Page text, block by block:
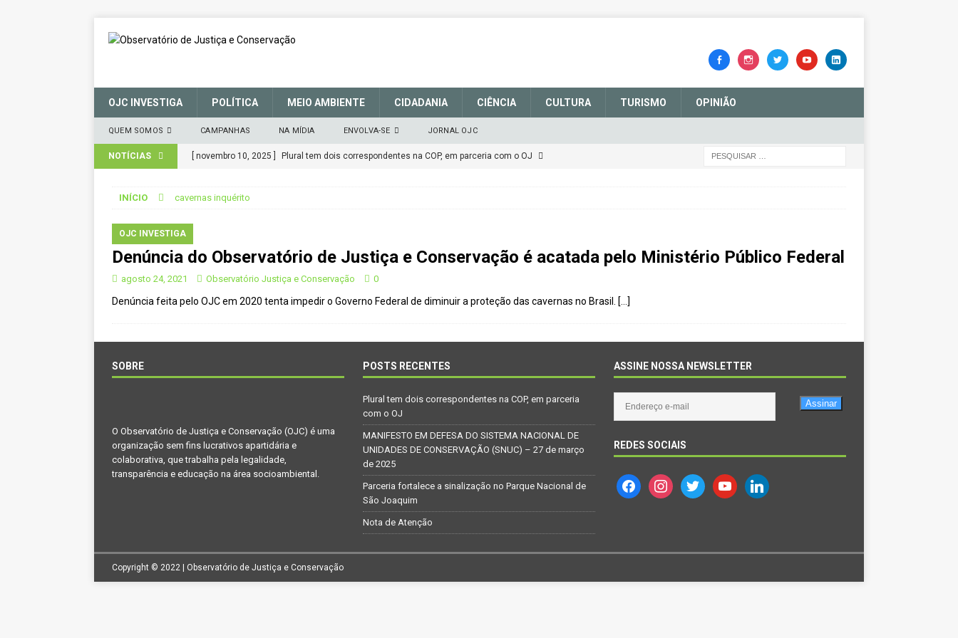
OJC INVESTIGA POLÍTICA MEIO AMBIENTE CIDADANIA CIÊNCIA CULTURA TURISMO OPINIÃO
QUEM SOMOS CAMPANHAS NA MÍDIA ENVOLVA-SE JORNAL OJC
NOTÍCIAS [ novembro 10, 2025 ] Plural tem dois correspondentes na COP, em parceria com o OJ
[ março 27, 2025 ]
[ janeiro 22, 2025 ] Parceria fortalece a sinalização no Parque Nacional de São Joaquim
CIDADANIA
[ novembro 29, 2024 ] Nota de Atenção CIDADANIA
[ agosto 23, 2023 ] Governo do Paraná se nega a combater desmatamento ilegal na Mata Atlântica
Yanomami – De volta ao século XVI CIDADANIA
[ maio 16, 2022 ] Ameaças do pinus e eucalipto às Florestas com Araucárias nos estados do
Paraná e Santa Catarina MEIO AMBIENTE
Papagaio-verdadeiro: comércio ilegal faz com que aves percam o habitat natural
INÍCIO cavernas inquérito
OJC INVESTIGA
Denúncia do Observatório de Justiça e Conservação é acatada pelo Ministério Público Federal
agosto 24, 2021 Observatório Justiça e Conservação 0
Denúncia feita pelo OJC em 2020 tenta impedir o Governo Federal de diminuir a proteção das cavernas no Brasil. […]
SOBRE
O Observatório de Justiça e Conservação (OJC) é uma
organização sem fins lucrativos apartidária e
colaborativa, que trabalha pela legalidade,
transparência e educação na área socioambiental.
POSTS RECENTES
Plural tem dois correspondentes na COP, em parceria
com o OJ
MANIFESTO EM DEFESA DO SISTEMA NACIONAL DE
UNIDADES DE CONSERVAÇÃO (SNUC) – 27 de março
de 2025
Parceria fortalece a sinalização no Parque Nacional de
São Joaquim
Nota de Atenção
ASSINE NOSSA NEWSLETTER
Assinar
REDES SOCIAIS
Copyright © 2022 | Observatório de Justiça e Conservação